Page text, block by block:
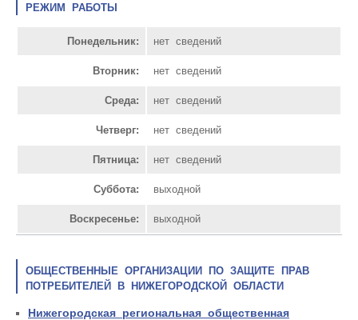
РЕЖИМ РАБОТЫ
Понедельник: нет сведений
Вторник: нет сведений
Среда: нет сведений
Четверг: нет сведений
Пятница: нет сведений
Суббота: выходной
Воскресенье: выходной
ОБЩЕСТВЕННЫЕ ОРГАНИЗАЦИИ ПО ЗАЩИТЕ ПРАВ
ПОТРЕБИТЕЛЕЙ В НИЖЕГОРОДСКОЙ ОБЛАСТИ
Нижегородская региональная общественная